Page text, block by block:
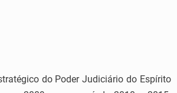
do Poder Judiciário do Espírito